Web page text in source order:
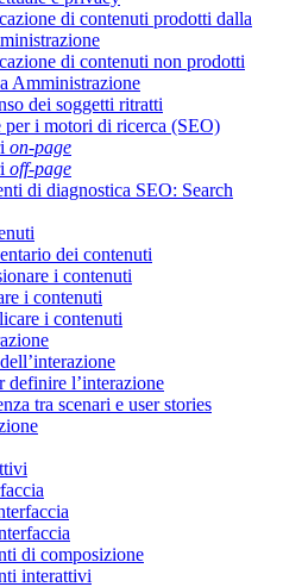
di contenuti prodotti dalla
di contenuti non prodotti
Amministrazione
dei soggetti ritratti
i motori di ricerca (SEO)
on-page
off-page
di diagnostica SEO: Search
dei contenuti
i contenuti
i contenuti
i contenuti
definire l’interazione
tra scenari e user stories
di composizione
interattivi